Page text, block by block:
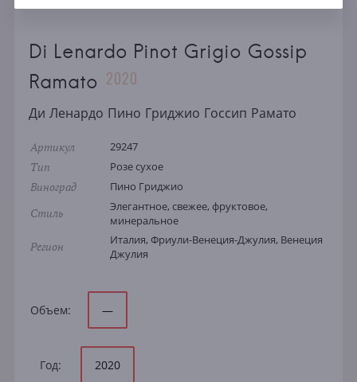
Di Lenardo Pinot Grigio Gossip
Ramato 2020
Ди Ленардо Пино Гриджио Госсип Рамато
Артикул 29247
Тип Розе сухое
Виноград Пино Гриджио
Стиль
Элегантное, свежее, фруктовое,
минеральное
Регион
Италия, Фриули-Венеция-Джулия, Венеция
Джулия
Объем: —
Год: 2020